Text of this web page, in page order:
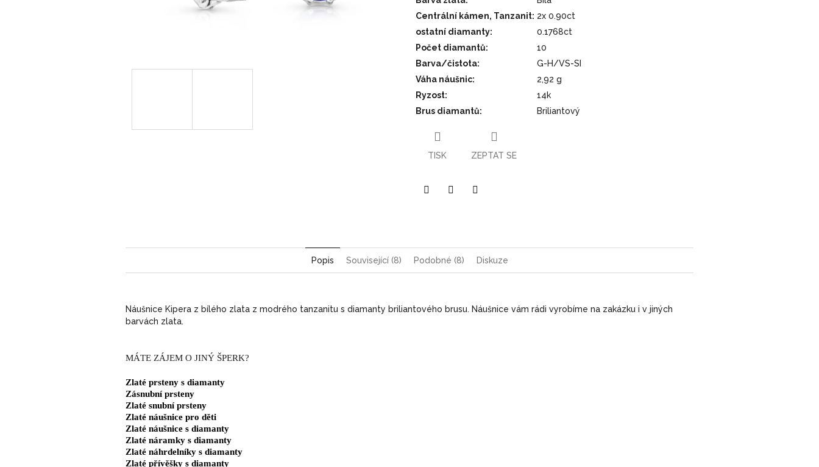
Centrální kámen, Tanzanit: 2x 0.90ct
ostatní diamanty:
0.1768ct
Počet diamantů:
10
Barva/čistota:
G-H/VS-SI
Váha náušnic:
2,92 g
Ryzost:
14k
Brus diamantů: Briliantový
TISK ZEPTAT SE
Popis Související (8) Podobné (8) Diskuze
Náušnice Kipera z bílého zlata z modrého tanzanitu s diamanty briliantového brusu. Náušnice vám rádi vyrobíme na zakázku i v jiných
barvách zlata.
MÁTE ZÁJEM O JINÝ ŠPERK?
Zlaté prsteny s diamanty
Zásnubní prsteny
Zlaté snubní prsteny
Zlaté náušnice pro děti
Zlaté náušnice s diamanty
Zlaté náramky s diamanty
Zlaté náhrdelníky s diamanty
Zlaté přívěšky s diamanty